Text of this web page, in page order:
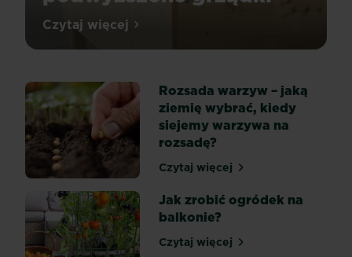
Warzywa
co
powinieneś
o
nich
wiedzieć?
Uprawa
warzyw
w
podwyższonych
grządkach
Czytaj więcejUprawa warzyw w skrzyniach – jak
Rozsada warzyw – jaką
ziemię wybrać, kiedy
siejemy warzywa na
rozsadę?
Czytaj więcejRozsada warzyw – jaką
Jak zrobić ogródek na
balkonie?
Czytaj więcejJak zrobić ogródek na